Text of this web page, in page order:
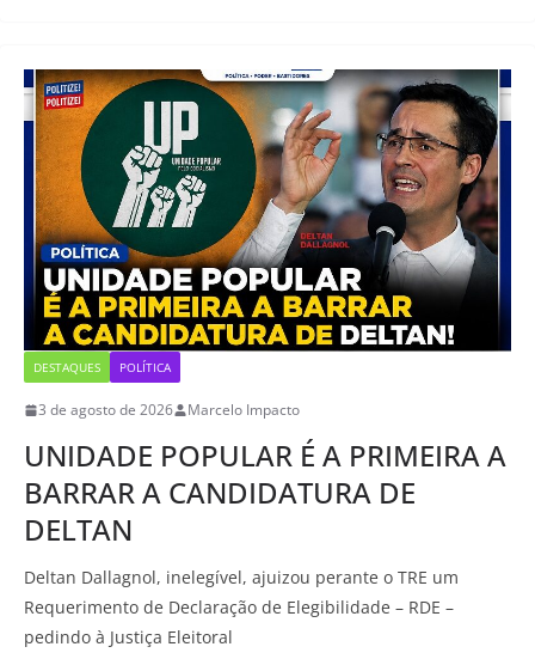
DESTAQUES POLÍTICA
3 de agosto de 2026 Marcelo Impacto
UNIDADE POPULAR É A PRIMEIRA A
BARRAR A CANDIDATURA DE
DELTAN
Deltan Dallagnol, inelegível, ajuizou perante o TRE um
Requerimento de Declaração de Elegibilidade – RDE –
pedindo à Justiça Eleitoral